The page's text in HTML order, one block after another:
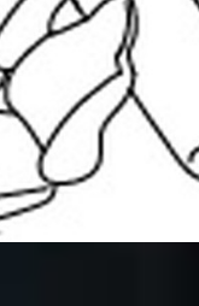
⑧Orange
⑤Dark Brown
⑧Orange
②Gray
②Gray
⑤Ivory
②Gray
⑤Ivory